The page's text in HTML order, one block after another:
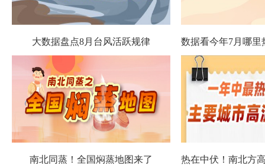
大数据盘点8月台风活跃规律
南北同蒸！全国焖蒸地图来了